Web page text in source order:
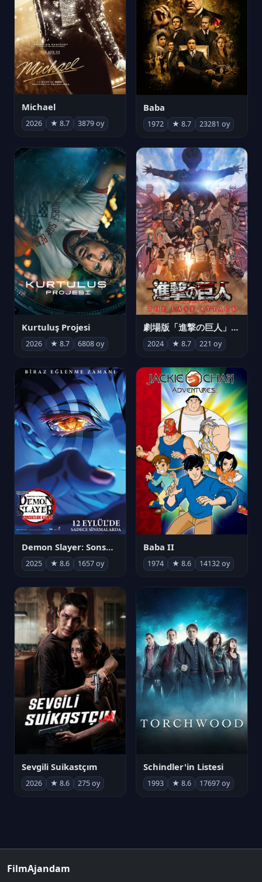
Michael
2026 ★ 8.7 3879 oy
Baba
1972 ★ 8.7 23281 oy
Kurtuluş Projesi
2026 ★ 8.7 6808 oy
劇場版「進撃の巨人」完結編 THE LAST ATTACK
2024 ★ 8.7 221 oy
Demon Slayer: Sonsuzluk Kalesi
2025 ★ 8.6 1657 oy
Baba II
1974 ★ 8.6 14132 oy
Sevgili Suikastçım
2026 ★ 8.6 275 oy
Schindler'in Listesi
1993 ★ 8.6 17697 oy
FilmAjandam